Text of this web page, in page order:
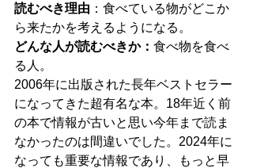
読むべき理由 ：食べている物がどこか
ら来たかを考えるようになる。
どんな人が読むべきか： 食べ物を食べ
る人。
2006年に出版された長年ベストセラー
になってきた超有名な本。18年近く前
の本で情報が古いと思い今年まで読ま
なかったのは間違いでした。2024年に
なっても重要な情報であり、もっと早